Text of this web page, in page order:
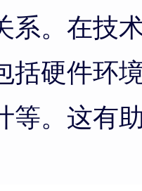
系。在技
括硬件环
等。这有